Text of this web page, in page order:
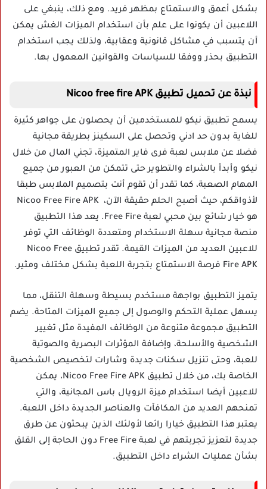
بشكل أعمق والاستمتاع بمظهر فريد. ومع ذلك، ينبغي على
اللاعبين أن يكونوا على علم بأن استخدام الميزات الغش يمكن
أن يتسبب في مشاكل قانونية وعقابية، ولذلك يجب استخدام
التطبيق بحذر ووفقا للسياسات والقوانين المعمول بها.
نبذة عن تحميل تطبيق Nicoo free fire APK
يسمح تطبيق نيكو للمستخدمين أن يحصلون على جواهر كثيرة
للغاية بدون حد ادني وتحصل على السكينز بطريقة مجانية
فضلا عن ملابس لعبة فرى فاير المتميزة، تجني المال من خلال
نيكو وأبدأ بالشراء والتطوير حتى تتمكن من العبور من جميع
المهام الصعبة، كما تقدر أن تقوم أنت بتصميم الملابس طبقا
لأذواقكم، حيث أصبح الحلم حقيقة الآن، Nicoo Free Fire APK
هو خيار شائع بين محبي لعبة Free Fire. يعد هذا التطبيق
منصة مجانية سهلة الاستخدام ومتعددة الوظائف التي توفر
للاعبين العديد من الميزات القيمة. تقدر تطبيق Nicoo Free
Fire APK فرصة الاستمتاع بتجربة اللعبة بشكل مختلف ومثير.
يتميز التطبيق بواجهة مستخدم بسيطة وسهلة التنقل، مما
يسهل عملية التحكم والوصول إلى جميع الميزات المتاحة. يضم
التطبيق مجموعة متنوعة من الوظائف المفيدة مثل تغيير
الشخصية والأسلحة، وإضافة المؤثرات البصرية والصوتية
للعبة، وحتى تنزيل سكنات جديدة وشارات لتخصيص الشخصية
الخاصة بك، من خلال تطبيق Nicoo Free Fire APK، يمكن
للاعبين أيضا استخدام ميزة الرويال باس المجانية، والتي
تمنحهم العديد من المكافآت والعناصر الجديدة داخل اللعبة.
يعتبر هذا التطبيق خيارا رائعا لأولئك الذين يبحثون عن طرق
جديدة لتعزيز تجربتهم في لعبة Free Fire دون الحاجة إلى القلق
بشأن عمليات الشراء داخل التطبيق.